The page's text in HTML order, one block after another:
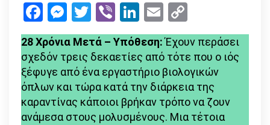
ΧΡΟΝΙΑ
ΚΡΙΤΙΚΗ
ΤΑΙΝΙΑΣ
Facebook
Messenger
Twitter
ViberLinkedIn
Email
Link
28 Χρόνια Μετά – Υπόθεση:Έχουν περάσει
σχεδόν τρεις δεκαετίες από τότε που ο ιός
ξέφυγε από ένα εργαστήριο βιολογικών
όπλων και τώρα κατά την διάρκεια της
καραντίνας κάποιοι βρήκαν τρόπο να ζουν
ανάμεσα στους μολυσμένους. Μια τέτοια